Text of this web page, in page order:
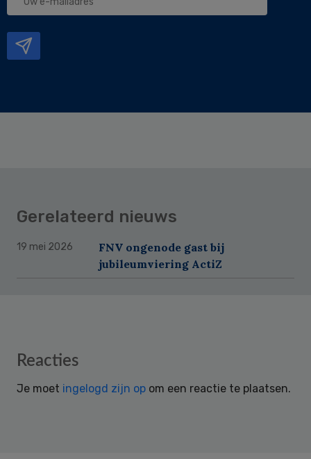
Gerelateerd nieuws
19 mei 2026
FNV ongenode gast bij
jubileumviering ActiZ
Reader
Reacties
Je moet ingelogd zijn op om een reactie te plaatsen.